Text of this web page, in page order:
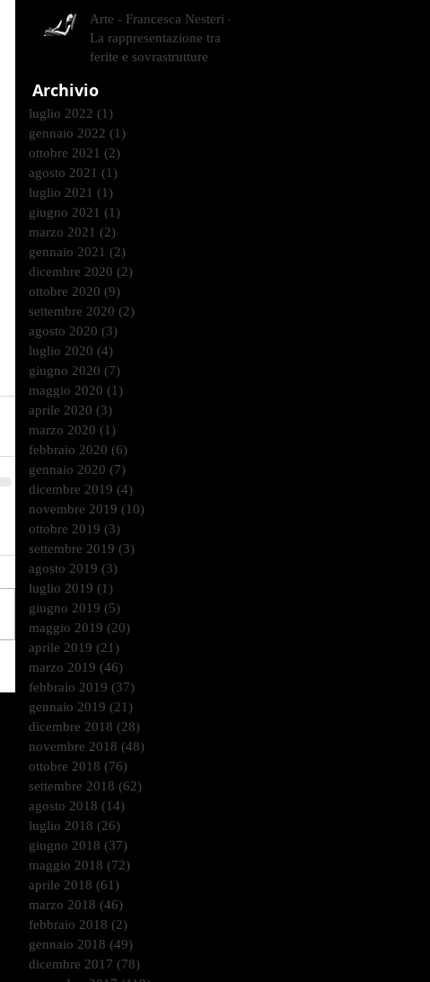
Arte - Francesca Nesteri -
La rappresentazione tra
ferite e sovrastrutture
Archivio
luglio 2022 (1)
gennaio 2022 (1)
ottobre 2021 (2)
agosto 2021 (1)
luglio 2021 (1)
giugno 2021 (1)
marzo 2021 (2)
gennaio 2021 (2)
dicembre 2020 (2)
ottobre 2020 (9)
settembre 2020 (2)
agosto 2020 (3)
luglio 2020 (4)
giugno 2020 (7)
maggio 2020 (1)
aprile 2020 (3)
marzo 2020 (1)
febbraio 2020 (6)
gennaio 2020 (7)
dicembre 2019 (4)
novembre 2019 (10)
ottobre 2019 (3)
settembre 2019 (3)
agosto 2019 (3)
luglio 2019 (1)
giugno 2019 (5)
maggio 2019 (20)
aprile 2019 (21)
marzo 2019 (46)
febbraio 2019 (37)
gennaio 2019 (21)
dicembre 2018 (28)
novembre 2018 (48)
ottobre 2018 (76)
settembre 2018 (62)
agosto 2018 (14)
luglio 2018 (26)
giugno 2018 (37)
maggio 2018 (72)
aprile 2018 (61)
marzo 2018 (46)
febbraio 2018 (2)
gennaio 2018 (49)
dicembre 2017 (78)